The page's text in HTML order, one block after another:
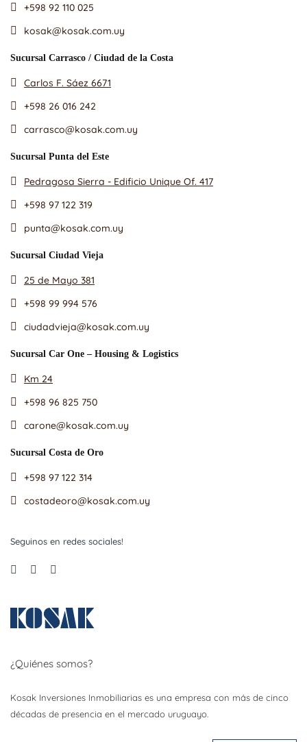
+598 92 110 025
kosak@kosak.com.uy
Sucursal Carrasco / Ciudad de la Costa
Carlos F. Sáez 6671
+598 26 016 242
carrasco@kosak.com.uy
Sucursal Punta del Este
Pedragosa Sierra - Edificio Unique Of. 417
+598 97 122 319
punta@kosak.com.uy
Sucursal Ciudad Vieja
25 de Mayo 381
+598 99 994 576
ciudadvieja@kosak.com.uy
Sucursal Car One – Housing & Logistics
Km 24
+598 96 825 750
carone@kosak.com.uy
Sucursal Costa de Oro
+598 97 122 314
costadeoro@kosak.com.uy
Seguinos en redes sociales!
¿Quiénes somos?
Kosak Inversiones Inmobiliarias es una empresa con más de cinco
décadas de presencia en el mercado uruguayo.